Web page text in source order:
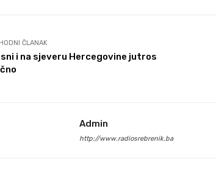
ČLANAK
i na sjeveru Hercegovine jutros
Admin
http://www.radiosrebrenik.ba